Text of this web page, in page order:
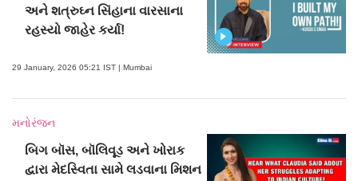
અને શત્રુઘ્ન સિંહાના વારસાના
રહસ્યો જાહેર કર્યા!
29 January, 2026 05:21 IST | Mumbai
મનોરંજન
બિગ બૉસ, બૉલિવૂડ અને ખોરાક
દ્વારા મેદસ્વિતા સામે લડવાના મિશન